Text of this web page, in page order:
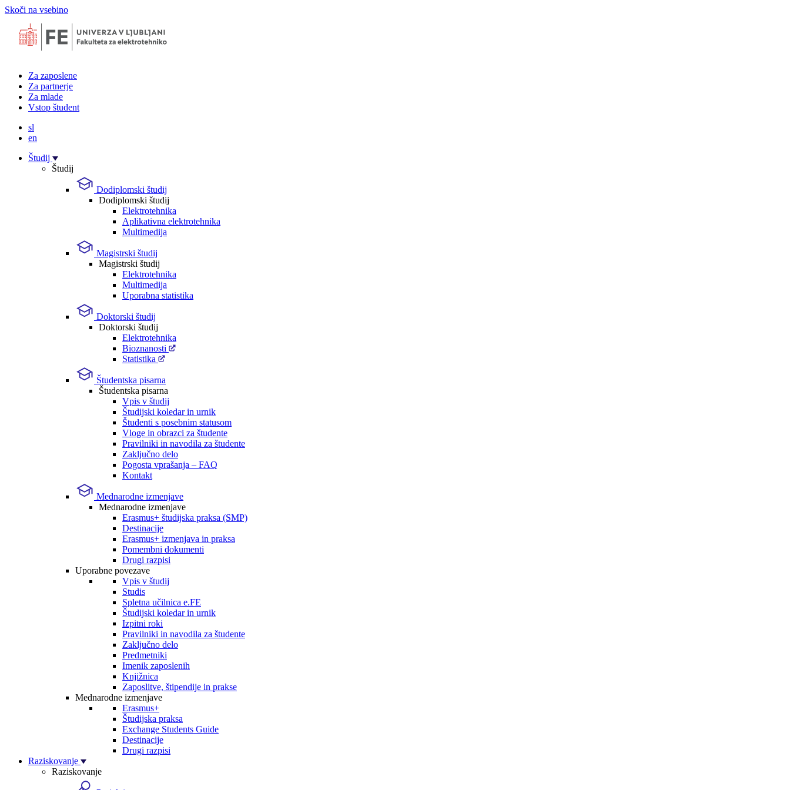
Skoči na vsebino
Za zaposlene
Za partnerje
Za mlade
Vstop študent
sl
en
Študij
Študij
Dodiplomski študij
Dodiplomski študij
Elektrotehnika
Aplikativna elektrotehnika
Multimedija
Magistrski študij
Magistrski študij
Elektrotehnika
Multimedija
Uporabna statistika
Doktorski študij
Doktorski študij
Elektrotehnika
Bioznanosti
Statistika
Študentska pisarna
Študentska pisarna
Vpis v študij
Študijski koledar in urnik
Študenti s posebnim statusom
Vloge in obrazci za študente
Pravilniki in navodila za študente
Zaključno delo
Pogosta vprašanja – FAQ
Kontakt
Mednarodne izmenjave
Mednarodne izmenjave
Erasmus+ študijska praksa (SMP)
Destinacije
Erasmus+ izmenjava in praksa
Pomembni dokumenti
Drugi razpisi
Uporabne povezave
Vpis v študij
Studis
Spletna učilnica e.FE
Študijski koledar in urnik
Izpitni roki
Pravilniki in navodila za študente
Zaključno delo
Predmetniki
Imenik zaposlenih
Knjižnica
Zaposlitve, štipendije in prakse
Mednarodne izmenjave
Erasmus+
Študijska praksa
Exchange Students Guide
Destinacije
Drugi razpisi
Raziskovanje
Raziskovanje